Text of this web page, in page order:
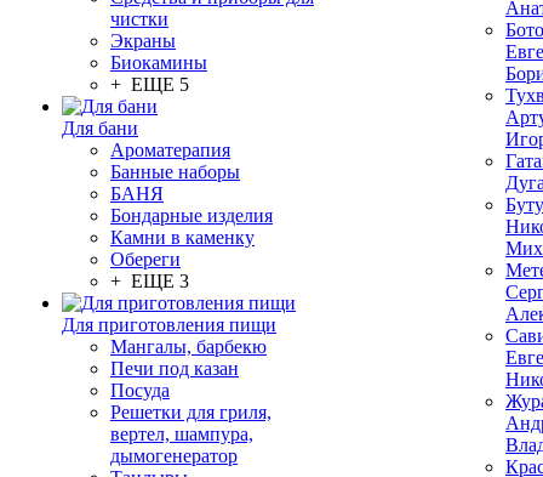
чистки
Экраны
Биокамины
+ ЕЩЕ 5
Для бани
Ароматерапия
Банные наборы
БАНЯ
Бондарные изделия
Камни в каменку
Обереги
+ ЕЩЕ 3
Для приготовления пищи
Мангалы, барбекю
Печи под казан
Посуда
Решетки для гриля,
вертел, шампура,
дымогенератор